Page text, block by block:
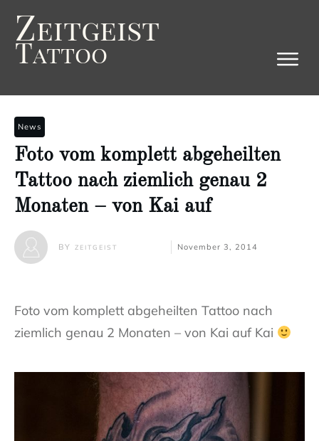
Zeitgeist
Tattoo
News
Foto vom komplett abgeheilten
Tattoo nach ziemlich genau 2
Monaten – von Kai auf
BYZEITGEIST November 3, 2014
Foto vom komplett abgeheilten Tattoo nach
ziemlich genau 2 Monaten – von Kai auf Kai